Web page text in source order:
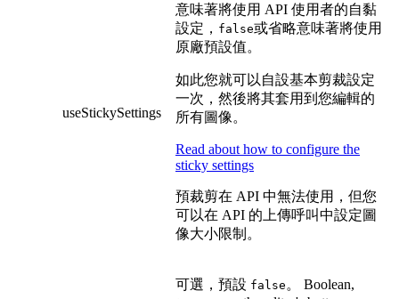
useStickySettings
意味著將使用 API 使用者的自黏
設定， false或省略意味著將使用
原廠預設值。
如此您就可以自設基本剪裁設定
一次，然後將其套用到您編輯的
所有圖像。
Read about how to configure the
sticky settings
預裁剪在 API 中無法使用，但您
可以在 API 的上傳呼叫中設定圖
像大小限制。
可選，預設 false 。 Boolean,